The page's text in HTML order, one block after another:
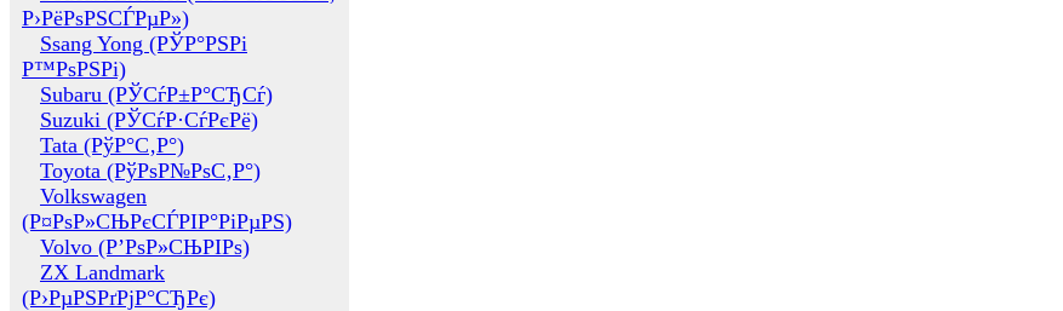
Р›РёРѕРЅСЃРµР»)
Ssang Yong (РЎР°РЅРі
Р™РѕРЅРі)
Subaru (РЎСѓР±Р°СЂСѓ)
Suzuki (РЎСѓР·СѓРєРё)
Tata (РўР°С‚Р°)
Toyota (РўРѕР№РѕС‚Р°)
Volkswagen
(Р¤РѕР»СЊРєСЃРІР°РіРµРЅ)
Volvo (Р’РѕР»СЊРІРѕ)
ZX Landmark
(Р›РµРЅРґРјР°СЂРє)